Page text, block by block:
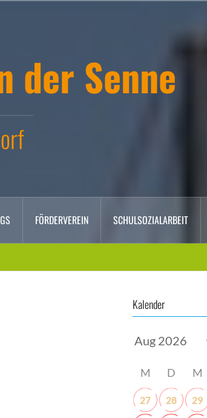
der Senne
FÖRDERVEREIN SCHULSOZIALARBEIT
Kalender
M D M
27 28 29